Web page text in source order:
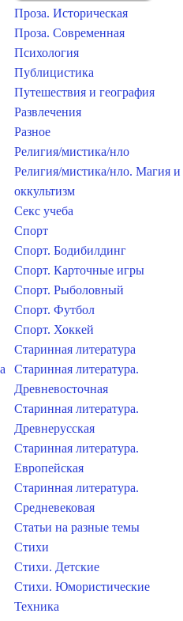
Проза. Историческая
Проза. Современная
Психология
Публицистика
Путешествия и география
Развлечения
Разное
Религия/мистика/нло
Религия/мистика/нло. Магия и
оккультизм
Секс учеба
Спорт
Спорт. Бодибилдинг
Спорт. Карточные игры
Спорт. Рыболовный
Спорт. Футбол
Спорт. Хоккей
Старинная литература
Старинная литература.
Древневосточная
Старинная литература.
Древнерусская
Старинная литература.
Европейская
Старинная литература.
Средневековая
Статьи на разные темы
Стихи
Стихи. Детские
Стихи. Юмористические
Техника